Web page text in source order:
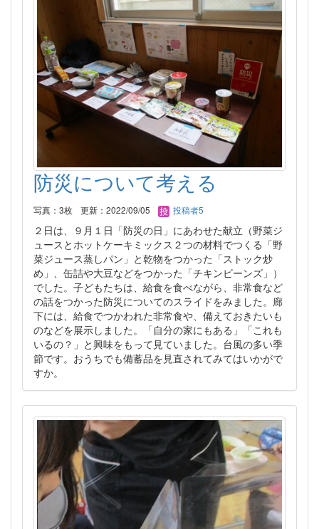
防災について考える
写真：3枚 更新：2022/09/05 投稿者5
２日は、９月１日「防災の日」にあわせた献立（野菜ジ
ュースとホットケーキミックス２つの材料でつくる「野
菜ジュース蒸しパン」と乾物をつかった「ストック炒
め」、缶詰や大豆などをつかった「チキンビーンズ」）
でした。子どもたちは、給食を食べながら、非常食など
の話をつかった防災についてのスライドをみました。廊
下には、給食でつかわれた非常食や、備えておきたいも
のなどを展示しました。「自分の家にもある」「これも
いるの？」と興味をもって見ていました。台風の多い季
節です。おうちでも備蓄品を見直されてみてはいかがで
すか。